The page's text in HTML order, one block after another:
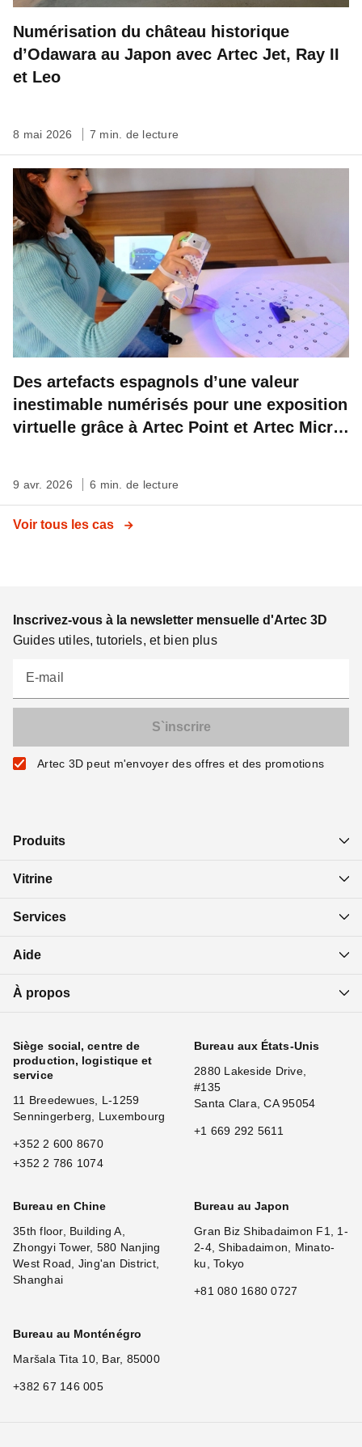
Numérisation du château historique
d’Odawara au Japon avec Artec Jet, Ray II
et Leo
8 mai 2026 7 min. de lecture
Des artefacts espagnols d’une valeur
inestimable numérisés pour une exposition
virtuelle grâce à Artec Point et Artec Micro
9 avr. 2026 6 min. de lecture
Voir tous les cas
Inscrivez-vous à la newsletter mensuelle d'Artec 3D
Guides utiles, tutoriels, et bien plus
E-mail
Artec 3D peut m'envoyer des offres et des promotions
Produits
Vitrine
Services
Aide
À propos
Siège social, centre de
production, logistique et
service
11 Breedewues, L-1259
Senningerberg, Luxembourg
+352 2 600 8670
+352 2 786 1074
Bureau aux États-Unis
2880 Lakeside Drive,
#135
Santa Clara, CA 95054
+1 669 292 5611
Bureau en Chine
35th floor, Building A,
Zhongyi Tower, 580 Nanjing
West Road, Jing'an District,
Shanghai
Bureau au Japon
Gran Biz Shibadaimon F1, 1-
2-4, Shibadaimon, Minato-
ku, Tokyo
+81 080 1680 0727
Bureau au Monténégro
Maršala Tita 10, Bar, 85000
+382 67 146 005